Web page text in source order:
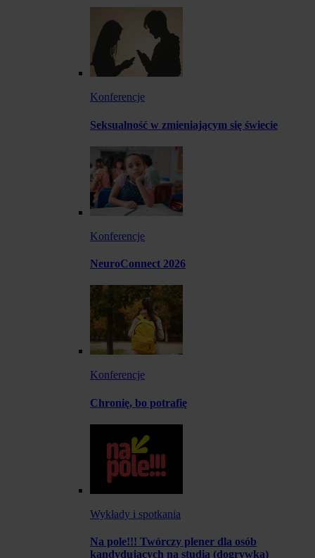
Konferencje
Seksualność w zmieniającym się świecie
Konferencje
NeuroConnect 2026
Konferencje
Chronię, bo potrafię
Wykłady i spotkania
Na pole!!! Twórczy plener dla osób
kandydujących na studia (dogrywka)